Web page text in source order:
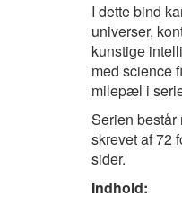
I dette bind
universer,
kunstige
med science
milepæl i
Serien består
skrevet af 72
sider.
Indhold: